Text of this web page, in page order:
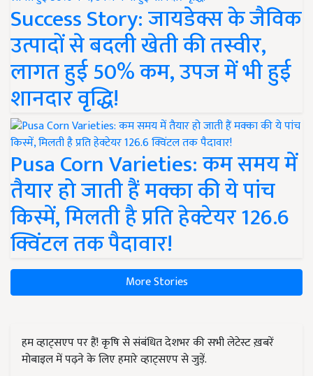
Success Story: जायडेक्स के जैविक
उत्पादों से बदली खेती की तस्वीर,
लागत हुई 50% कम, उपज में भी हुई
शानदार वृद्धि!
Pusa Corn Varieties: कम समय में
तैयार हो जाती हैं मक्का की ये पांच
किस्में, मिलती है प्रति हेक्टेयर 126.6
क्विंटल तक पैदावार!
More Stories
हम व्हाट्सएप पर हैं! कृषि से संबंधित देशभर की सभी लेटेस्ट ख़बरें
मोबाइल में पढ़ने के लिए हमारे व्हाट्सएप से जुड़ें.